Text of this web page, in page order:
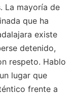
La mayoría de
que ha
existe
detenido,
respeto. Hablo
lugar que
frente a